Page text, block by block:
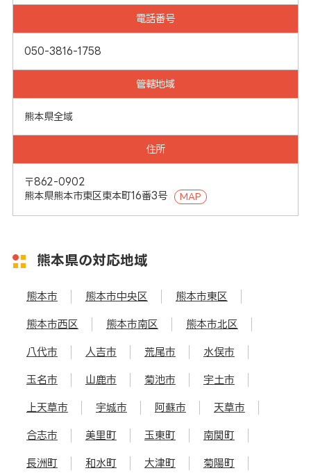
電話番号
050-3816-1758
管轄地域
熊本県全域
住所
〒862-0902
熊本県熊本市東区東本町16番3号
MAP
熊本県の対応地域
熊本市 熊本市中央区 熊本市東区
熊本市西区 熊本市南区 熊本市北区
八代市 人吉市 荒尾市 水俣市
玉名市 山鹿市 菊池市 宇土市
上天草市 宇城市 阿蘇市 天草市
合志市 美里町 玉東町 南関町
長洲町 和水町 大津町 菊陽町